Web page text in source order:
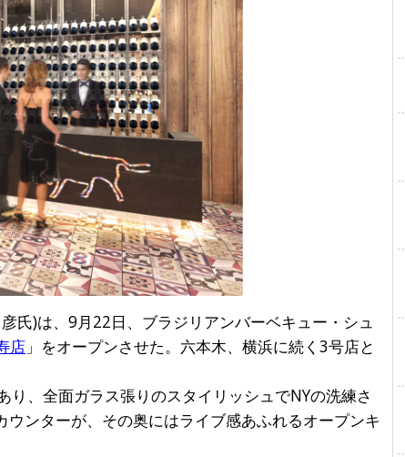
氏)は、9月22日、ブラジリアンバーベキュー・シュ
店 」をオープンさせた。六本木、横浜に続く3号店と
、全面ガラス張りのスタイリッシュでNYの洗練さ
ンターが、その奥にはライブ感あふれるオープンキ